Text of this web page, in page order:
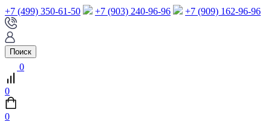
+7 (499) 350-61-50 +7 (903) 240-96-96 +7 (909) 162-96-96
Поиск
0
0
0